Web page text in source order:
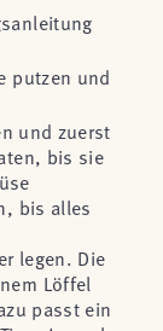
putzen und
und zuerst
bis sie
bis alles
legen. Die
Löffel
passt ein